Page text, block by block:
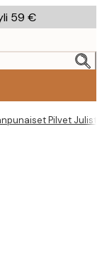
59 €
Pilvet Juliste